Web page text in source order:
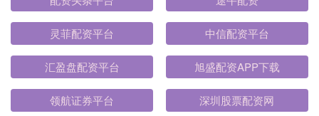
灵菲配资平台 中信配资平台
汇盈盘配资平台 旭盛配资APP下载
领航证券平台 深圳股票配资网